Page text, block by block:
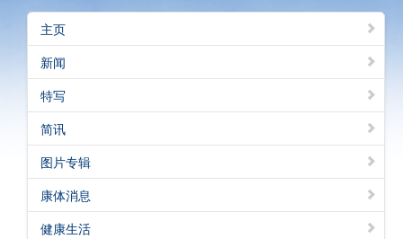
昔日警声
警务处主页
繁體版
English
主页
新闻
特写
简讯
图片专辑
康体消息
健康生活